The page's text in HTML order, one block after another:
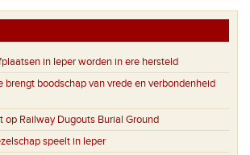
in Ieper worden in ere hersteld
brengt boodschap van vrede en verbondenheid
op Railway Dugouts Burial Ground
speelt in Ieper